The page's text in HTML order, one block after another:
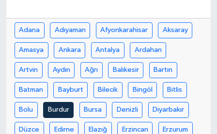
Adana Adıyaman Afyonkarahisar Aksaray
Amasya Ankara Antalya Ardahan
Artvin Aydın Ağrı Balıkesir Bartın
Batman Bayburt Bilecik Bingöl Bitlis
Bolu Burdur Bursa Denizli Diyarbakır
Düzce Edirne Elazığ Erzincan Erzurum
KADIN-AİLE
YEREL YÖNETİM
MEDYA
SEÇİM 2011
ÜÇÜNCÜ SAYFA